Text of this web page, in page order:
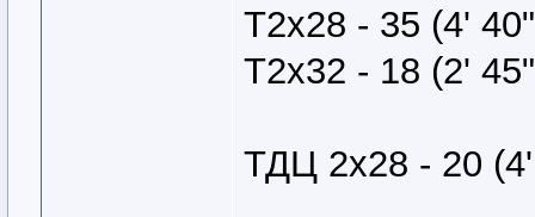
Т2х28 - 35 (4'
Т2х32 - 18 (2'
ТДЦ 2х28 - 20 (4'